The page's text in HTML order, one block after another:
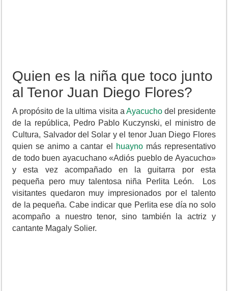
Quien es la niña que toco junto
al Tenor Juan Diego Flores?
A propósito de la ultima visita a Ayacuchodel presidente
de la república, Pedro Pablo Kuczynski, el ministro de
Cultura, Salvador del Solar y el tenor Juan Diego Flores
quien se animo a cantar el
huaynomás representativo
de todo buen ayacuchano «Adiós pueblo de Ayacucho»
y esta vez acompañado en la guitarra por esta
pequeña pero muy talentosa niña Perlita León. Los
visitantes quedaron muy impresionados por el talento
de la pequeña. Cabe indicar que Perlita ese día no solo
acompaño a nuestro tenor, sino también la actriz y
cantante Magaly Solier.